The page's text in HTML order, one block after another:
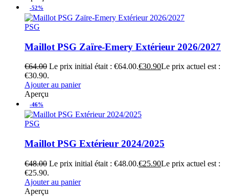
-52%
PSG
Maillot PSG Zaïre-Emery Extérieur 2026/2027
€64.00 Le prix initial était : €64.00.€30.90Le prix actuel est :
€30.90.
Ajouter au panier
Aperçu
-46%
PSG
Maillot PSG Extérieur 2024/2025
€48.00 Le prix initial était : €48.00.€25.90Le prix actuel est :
€25.90.
Ajouter au panier
Aperçu